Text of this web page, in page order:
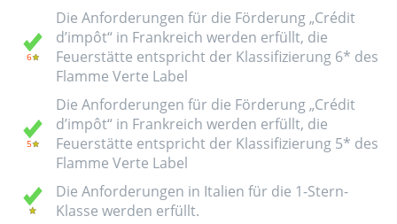
Die Anforderungen für die Förderung „Crédit
d’impôt“ in Frankreich werden erfüllt, die
Feuerstätte entspricht der Klassifizierung 6* des
Flamme Verte Label
Die Anforderungen für die Förderung „Crédit
d’impôt“ in Frankreich werden erfüllt, die
Feuerstätte entspricht der Klassifizierung 5* des
Flamme Verte Label
Die Anforderungen in Italien für die 1-Stern-
Klasse werden erfüllt.